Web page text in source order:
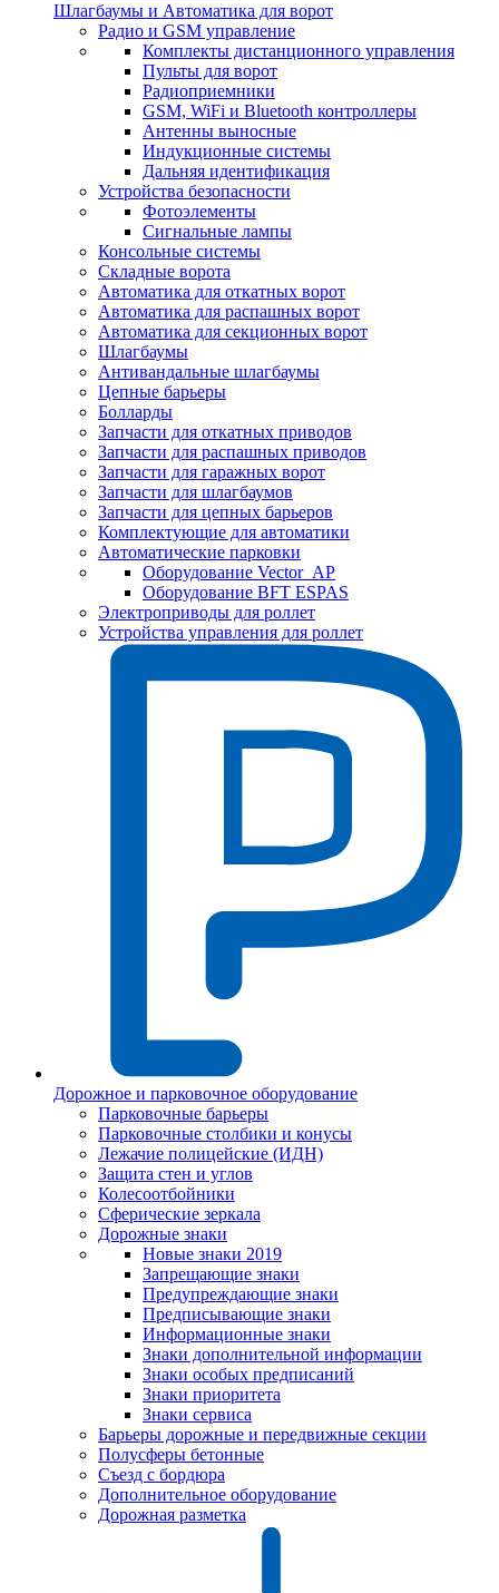
Шлагбаумы и Автоматика для ворот
Радио и GSM управление
Комплекты дистанционного управления
Пульты для ворот
Радиоприемники
GSM, WiFi и Bluetooth контроллеры
Антенны выносные
Индукционные системы
Дальняя идентификация
Устройства безопасности
Фотоэлементы
Сигнальные лампы
Консольные системы
Складные ворота
Автоматика для откатных ворот
Автоматика для распашных ворот
Автоматика для секционных ворот
Шлагбаумы
Антивандальные шлагбаумы
Цепные барьеры
Болларды
Запчасти для откатных приводов
Запчасти для распашных приводов
Запчасти для гаражных ворот
Запчасти для шлагбаумов
Запчасти для цепных барьеров
Комплектующие для автоматики
Автоматические парковки
Оборудование Vector_AP
Оборудование BFT ESPAS
Электроприводы для роллет
Устройства управления для роллет
Дорожное и парковочное оборудование
Парковочные барьеры
Парковочные столбики и конусы
Лежачие полицейские (ИДН)
Защита стен и углов
Колесоотбойники
Сферические зеркала
Дорожные знаки
Новые знаки 2019
Запрещающие знаки
Предупреждающие знаки
Предписывающие знаки
Информационные знаки
Знаки дополнительной информации
Знаки особых предписаний
Знаки приоритета
Знаки сервиса
Барьеры дорожные и передвижные секции
Полусферы бетонные
Съезд с бордюра
Дополнительное оборудование
Дорожная разметка